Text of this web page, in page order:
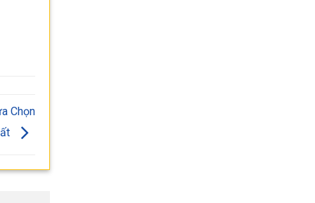
Chọn